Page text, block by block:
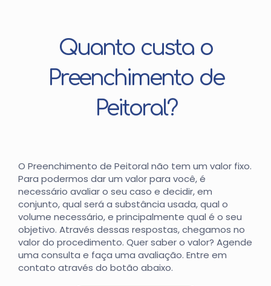
Quanto custa o
Preenchimento de
Peitoral?
O Preenchimento de Peitoral não tem um valor fixo.
Para podermos dar um valor para você, é
necessário avaliar o seu caso e decidir, em
conjunto, qual será a substância usada, qual o
volume necessário, e principalmente qual é o seu
objetivo. Através dessas respostas, chegamos no
valor do procedimento. Quer saber o valor? Agende
uma consulta e faça uma avaliação. Entre em
contato através do botão abaixo.